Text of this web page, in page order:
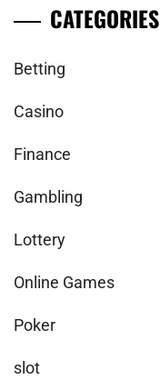
CATEGORIES
Betting
Casino
Finance
Gambling
Lottery
Online Games
Poker
slot